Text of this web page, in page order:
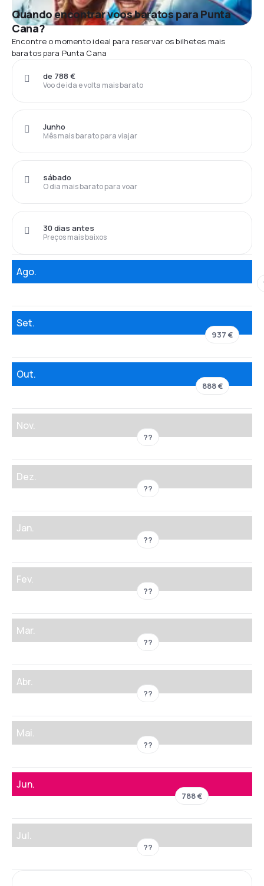
Quando encontrar voos baratos para Punta
Cana?
Encontre o momento ideal para reservar os bilhetes mais
baratos para Punta Cana
Voo de ida e volta mais barato
de 788 €
Mês mais barato para viajar
Junho
O dia mais barato para voar
sábado
Preços mais baixos
30 dias antes
Ago.
Set.
937 €
Out.
888 €
Nov.
??
Dez.
??
Jan.
??
Fev.
??
Mar.
??
Abr.
??
Mai.
??
Jun.
788 €
Jul.
??